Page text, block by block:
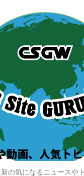
の気になるニュース